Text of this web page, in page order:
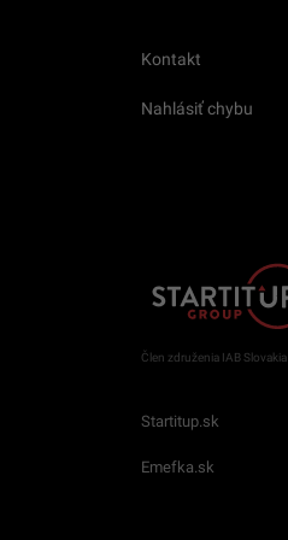
Kontakt
Nahlásiť chybu
Člen združenia IAB Slovakia
Startitup.sk
Emefka.sk